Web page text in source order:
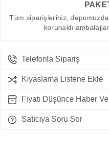
Tüm siparişleriniz,
korunaklı
Telefonla Sipariş
Kıyaslama Listene Ekle
Fiyatı Düşünce Haber
Satıcıya Soru Sor